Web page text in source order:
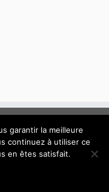
"Connexion"
- Val de Marne
garantir la meilleure
continuez à utiliser ce
en êtes satisfait.